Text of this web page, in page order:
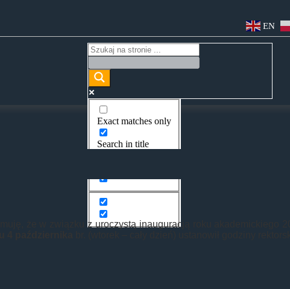
EN
Exact matches only
Search in title
że w związku z uroczystą inauguracją roku akademickiego